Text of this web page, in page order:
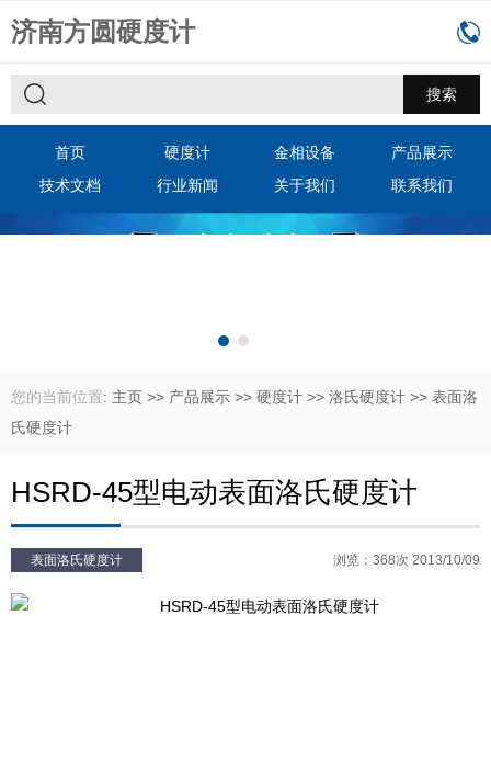
济南方圆硬度计
首页 硬度计 金相设备
产品展示
技术文档
行业新闻 关于我们 联系我们
您的当前位置: 主页 >> 产品展示 >> 硬度计 >> 洛氏硬度计 >> 表面洛
氏硬度计
HSRD-45型电动表面洛氏硬度计
表面洛氏硬度计 浏览：368次 2013/10/09